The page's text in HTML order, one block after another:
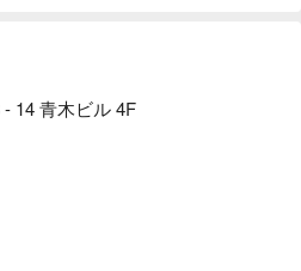
個室でゆっくり語らうも良し。
けます。
ぷり出汁巻玉子 」はお酒も進
14 青木ビル 4F